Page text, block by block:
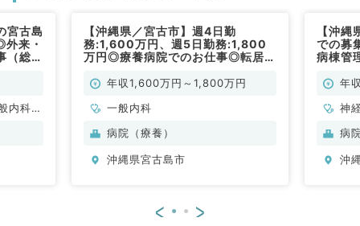
宮古島
来・
（総合
内科、
【沖縄県／宮古市】週4日勤
務:1,600万円、週5日勤務:1,800
万円◎療養病院でのお仕事◎転居費
当あり◎病棟管理メイン◎（一般内
年収1,600万円～1,800万円
一般内科
病院（療養）
沖縄県宮古島市
【沖
での募
病棟管
年
神
循
科
病
沖
< >